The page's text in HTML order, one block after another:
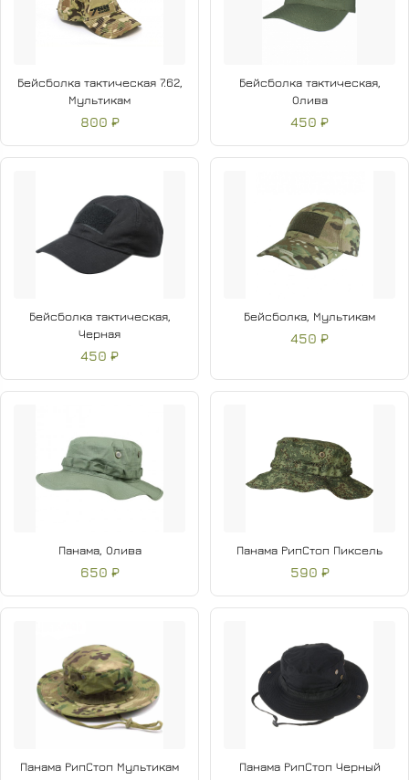
Бейсболка тактическая 7.62,
Мультикам
800 ₽
Бейсболка тактическая,
Олива
450 ₽
Бейсболка тактическая,
Черная
450 ₽
Бейсболка, Мультикам
450 ₽
Панама, Олива
650 ₽
Панама РипСтоп Пиксель
590 ₽
Панама РипСтоп Мультикам Панама РипСтоп Черный